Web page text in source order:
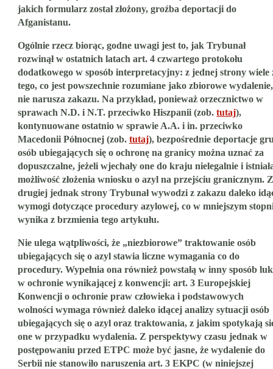
jakich formularz został złożony, groźba deportacji do
Afganistanu.
Ogólnie rzecz biorąc, godne uwagi jest to, jak Trybunał
rozwinął w ostatnich latach art. 4 czwartego protokołu
dodatkowego w sposób interpretacyjny: z jednej strony wiele
tego, co jest powszechnie rozumiane jako zbiorowe wydalenie,
nie narusza zakazu. Na przykład, ponieważ orzecznictwo w
sprawach N.D. i N.T. przeciwko Hiszpanii (zob. tutaj),
kontynuowane ostatnio w sprawie A.A. i in. przeciwko
Macedonii Północnej (zob. tutaj), bezpośrednie deportacje
osób ubiegających się o ochronę na granicy można uznać za
dopuszczalne, jeżeli wjechały one do kraju nielegalnie i
możliwość złożenia wniosku o azyl na przejściu granicznym. Z
drugiej jednak strony Trybunał wywodzi z zakazu daleko
wymogi dotyczące procedury azylowej, co w mniejszym
wynika z brzmienia tego artykułu.
Nie ulega wątpliwości, że „niezbiorowe” traktowanie osób
ubiegających się o azyl stawia liczne wymagania co do
procedury. Wypełnia ona również powstałą w inny sposób
w ochronie wynikającej z konwencji: art. 3 Europejskiej
Konwencji o ochronie praw człowieka i podstawowych
wolności wymaga również daleko idącej analizy sytuacji osób
ubiegających się o azyl oraz traktowania, z jakim spotykają
one w przypadku wydalenia. Z perspektywy czasu jednak w
postępowaniu przed ETPC może być jasne, że wydalenie do
Serbii nie stanowiło naruszenia art. 3 EKPC (w niniejszej